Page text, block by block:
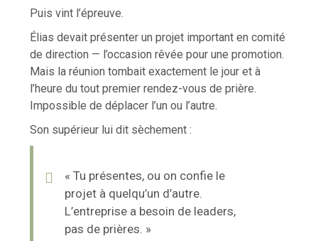
Puis vint l’épreuve.
Élias devait présenter un projet important en comité
de direction — l’occasion rêvée pour une promotion.
Mais la réunion tombait exactement le jour et à
l’heure du tout premier rendez-vous de prière.
Impossible de déplacer l’un ou l’autre.
Son supérieur lui dit sèchement :
« Tu présentes, ou on confie le
projet à quelqu’un d’autre.
L’entreprise a besoin de leaders,
pas de prières. »